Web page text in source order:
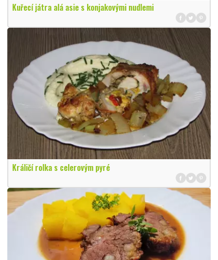
Kuřecí játra alá asie s konjakovými nudlemi
Králičí rolka s celerovým pyré